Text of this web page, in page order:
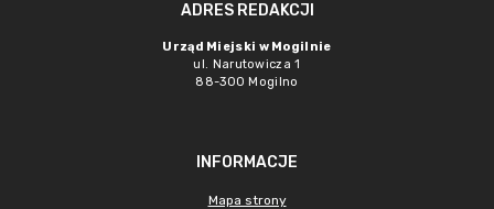
ADRES REDAKCJI
Urząd Miejski w Mogilnie
ul. Narutowicza 1
88-300 Mogilno
INFORMACJE
Mapa strony